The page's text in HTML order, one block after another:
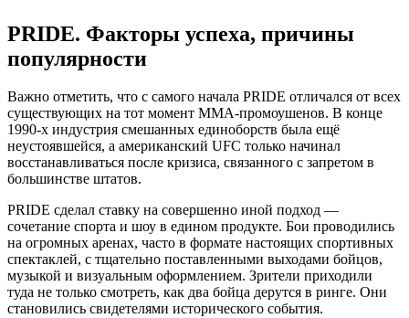
PRIDE. Факторы успеха, причины
популярности
Важно отметить, что с самого начала PRIDE отличался от всех
существующих на тот момент ММА-промоушенов. В конце
1990-х индустрия смешанных единоборств была ещё
неустоявшейся, а американский UFC только начинал
восстанавливаться после кризиса, связанного с запретом в
большинстве штатов.
PRIDE сделал ставку на совершенно иной подход —
сочетание спорта и шоу в едином продукте. Бои проводились
на огромных аренах, часто в формате настоящих спортивных
спектаклей, с тщательно поставленными выходами бойцов,
музыкой и визуальным оформлением. Зрители приходили
туда не только смотреть, как два бойца дерутся в ринге. Они
становились свидетелями исторического события.